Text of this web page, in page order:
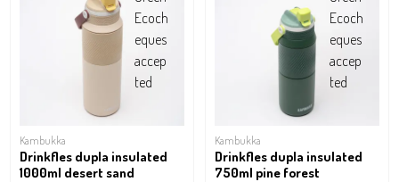
Kambukka
Drinkfles dupla insulated
1000ml desert sand
Kambukka
Drinkfles dupla insulated
750ml pine forest